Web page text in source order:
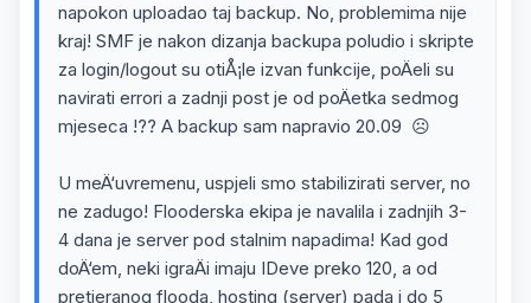
napokon uploadao taj backup. No, problemima nije
kraj! SMF je nakon dizanja backupa poludio i skripte
za login/logout su otiÅ¡le izvan funkcije, poÄeli su
navirati errori a zadnji post je od poÄetka sedmog
mjeseca !?? A backup sam napravio 20.09 ☹️
U meÄ‘uvremenu, uspjeli smo stabilizirati server, no
ne zadugo! Flooderska ekipa je navalila i zadnjih 3-
4 dana je server pod stalnim napadima! Kad god
doÄ‘em, neki igraÄi imaju IDeve preko 120, a od
pretjeranog flooda, hosting (server) pada i do 5